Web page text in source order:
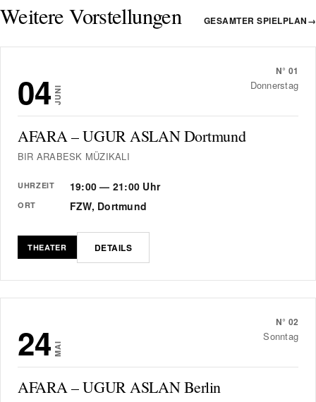
Weitere Vorstellungen GESAMTER SPIELPLAN→
N° 01
04 JUNI
Donnerstag
AFARA – UGUR ASLAN Dortmund
BIR ARABESK MÜZIKALI
UHRZEIT 19:00 — 21:00 Uhr
ORT FZW, Dortmund
THEATER DETAILS
N° 02
24 MAI
Sonntag
AFARA – UGUR ASLAN Berlin